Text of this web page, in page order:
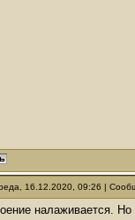
16.12.2020, 09:26 |
налаживается.